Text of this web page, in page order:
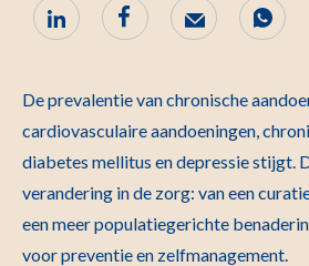
De prevalentie van chronische
cardiovasculaire aandoeningen,
diabetes mellitus en depressie stijgt.
verandering in de zorg: van een
een meer populatiegerichte
voor preventie en zelfmanagement.